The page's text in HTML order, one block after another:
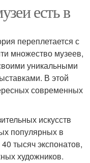
есть в
переплетается с
множество музеев,
уникальными
В этой
современных
искусств
популярных в
тысяч экспонатов,
художников.